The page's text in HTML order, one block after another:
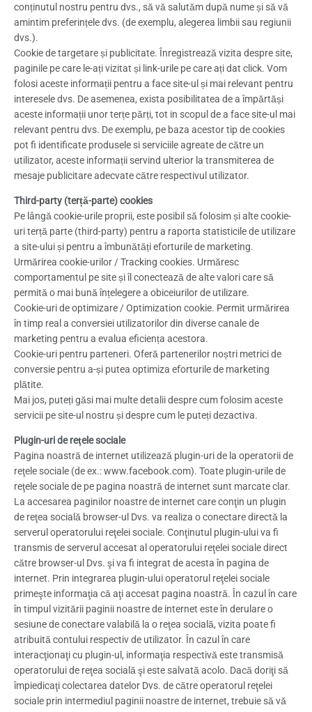
conținutul nostru pentru dvs., să vă salutăm după nume și să vă
amintim preferințele dvs. (de exemplu, alegerea limbii sau regiunii
dvs.).
Cookie de targetare și publicitate. Înregistrează vizita despre site,
paginile pe care le-ați vizitat și link-urile pe care ați dat click. Vom
folosi aceste informații pentru a face site-ul și mai relevant pentru
interesele dvs. De asemenea, exista posibilitatea de a împărtăși
aceste informații unor terțe părți, tot in scopul de a face site-ul mai
relevant pentru dvs. De exemplu, pe baza acestor tip de cookies
pot fi identificate produsele si serviciile agreate de către un
utilizator, aceste informații servind ulterior la transmiterea de
mesaje publicitare adecvate către respectivul utilizator.
Third-party (terță-parte) cookies
Pe lângă cookie-urile proprii, este posibil să folosim și alte cookie-
uri terță parte (third-party) pentru a raporta statisticile de utilizare
a site-ului și pentru a îmbunătăți eforturile de marketing.
Urmărirea cookie-urilor / Tracking cookies. Urmăresc
comportamentul pe site și îl conectează de alte valori care să
permită o mai bună înțelegere a obiceiurilor de utilizare.
Cookie-uri de optimizare / Optimization cookie. Permit urmărirea
în timp real a conversiei utilizatorilor din diverse canale de
marketing pentru a evalua eficiența acestora.
Cookie-uri pentru parteneri. Oferă partenerilor noștri metrici de
conversie pentru a-și putea optimiza eforturile de marketing
plătite.
Mai jos, puteți găsi mai multe detalii despre cum folosim aceste
servicii pe site-ul nostru și despre cum le puteți dezactiva.
Plugin-uri de reţele sociale
Pagina noastră de internet utilizează plugin-uri de la operatorii de
reţele sociale (de ex.: www.facebook.com). Toate plugin-urile de
reţele sociale de pe pagina noastră de internet sunt marcate clar.
La accesarea paginilor noastre de internet care conţin un plugin
de reţea socială browser-ul Dvs. va realiza o conectare directă la
serverul operatorului reţelei sociale. Conţinutul plugin-ului va fi
transmis de serverul accesat al operatorului reţelei sociale direct
către browser-ul Dvs. şi va fi integrat de acesta în pagina de
internet. Prin integrarea plugin-ului operatorul reţelei sociale
primeşte informaţia că aţi accesat pagina noastră. În cazul în care
în timpul vizitării paginii noastre de internet este în derulare o
sesiune de conectare valabilă la o reţea socială, vizita poate fi
atribuită contului respectiv de utilizator. În cazul în care
interacţionaţi cu plugin-ul, informaţia respectivă este transmisă
operatorului de reţea socială şi este salvată acolo. Dacă doriţi să
împiedicaţi colectarea datelor Dvs. de către operatorul reţelei
sociale prin intermediul paginii noastre de internet, trebuie să vă